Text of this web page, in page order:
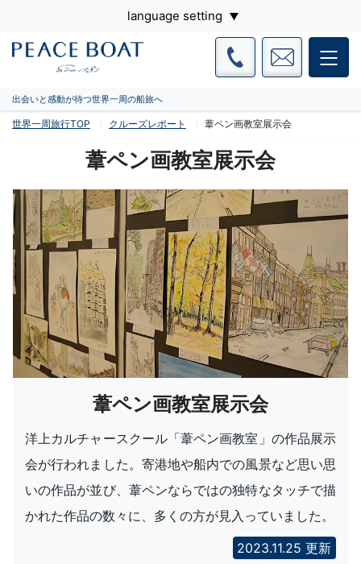
language setting
出会いと感動が待つ世界一周の船旅へ
世界一周旅行TOP クルーズレポート 葦ペン画教室展示会
葦ペン画教室展示会
葦ペン画教室展示会
洋上カルチャースクール「葦ペン画教室」の作品展示
会が行われました。寄港地や船内での風景など思い思
いの作品が並び、葦ペンならではの独特なタッチで描
かれた作品の数々に、多くの方が見入っていました。
2023.11.25 更新